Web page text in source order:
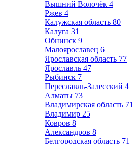
Вышний Волочёк 4
Ржев 4
Калужская область 80
Калуга 31
Обнинск 9
Малоярославец 6
Ярославская область 77
Ярославль 47
Рыбинск 7
Переславль-Залесский 4
Алматы 73
Владимирская область 71
Владимир 25
Ковров 8
Александров 8
Белгородская область 71